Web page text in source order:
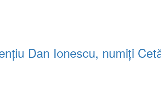
Dan Ionescu, numiți